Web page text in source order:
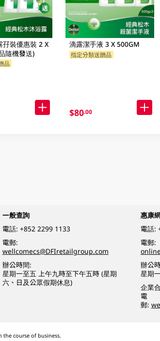
孖裝優惠裝 2 X
隨機發送)
品
滴露潔手液 3 X 500GM
指定分類送贈品
$80.00
一般查詢
電話: +852 2299 1133
電郵:
wellcomecs@DFIretailgroup.com
辦公時間:
星期一至五 上午九時至下午五時 (星期
六、日及公眾假期休息)
惠康
電話:
電郵:
辦公
星期
企業
電
郵:
course of business.